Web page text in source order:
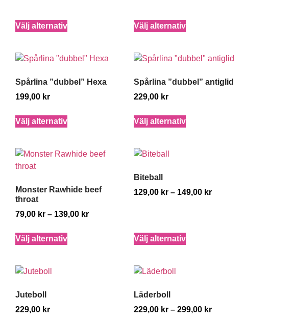
Välj alternativ Välj alternativ
Spårlina ”dubbel” Hexa
199,00 kr
Välj alternativ
Spårlina ”dubbel” antiglid
229,00 kr
Välj alternativ
Monster Rawhide beef
throat
79,00 kr – 139,00 kr
Välj alternativ
Biteball
129,00 kr – 149,00 kr
Välj alternativ
Juteboll
229,00 kr
Läderboll
229,00 kr – 299,00 kr